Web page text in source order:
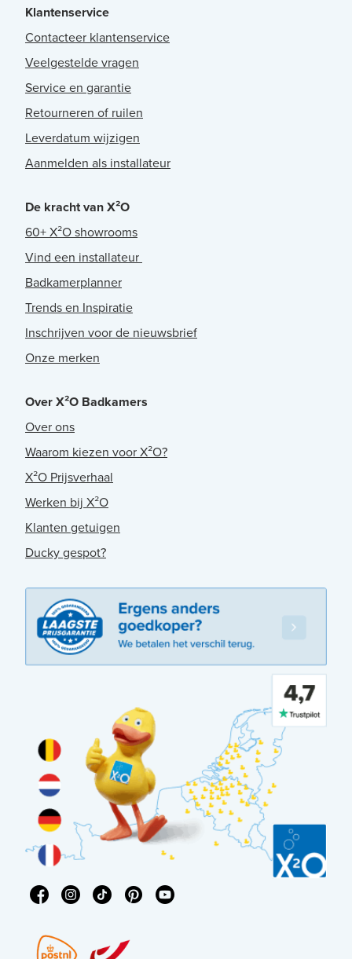
Klantenservice
Contacteer klantenservice
Veelgestelde vragen
Service en garantie
Retourneren of ruilen
Leverdatum wijzigen
Aanmelden als installateur
De kracht van X²O
60+ X²O showrooms
Vind een installateur
Badkamerplanner
Trends en Inspiratie
Inschrijven voor de nieuwsbrief
Onze merken
Over X²O Badkamers
Over ons
Waarom kiezen voor X²O?
X²O Prijsverhaal
Werken bij X²O
Klanten getuigen
Ducky gespot?